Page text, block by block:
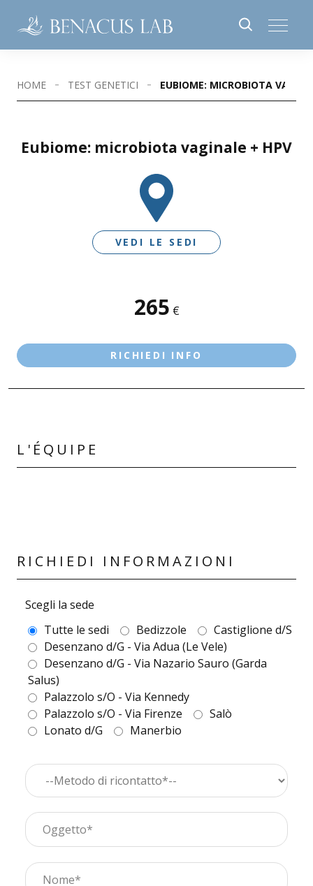
HOME TEST GENETICI EUBIOME: MICROBIOTA
Eubiome: microbiota vaginale + HPV
VEDI LE SEDI
265 €
RICHIEDI INFO
L'ÉQUIPE
RICHIEDI INFORMAZIONI
Scegli la sede
Tutte le sedi
Bedizzole
Castiglione d/S
Desenzano d/G - Via Adua (Le Vele)
Desenzano d/G - Via Nazario Sauro (Garda
Salus)
Palazzolo s/O - Via Kennedy
Palazzolo s/O - Via Firenze
Salò
Lonato d/G
Manerbio